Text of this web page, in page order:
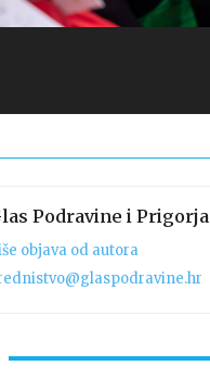
Podravine i Prigorja
objava od autora